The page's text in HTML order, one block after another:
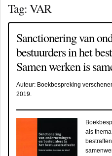
Tag:VAR
Sanctionering van
bestuurders in het
Samen werken is
Auteur: Boekbespreking
2019.
als